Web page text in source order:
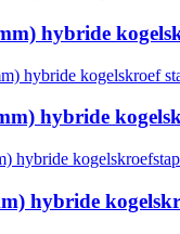
hybride
hybride
hybride